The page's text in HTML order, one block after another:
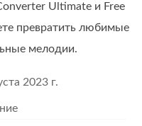
Ultimate и Free
превратить любимые
мелодии.
2023 г.